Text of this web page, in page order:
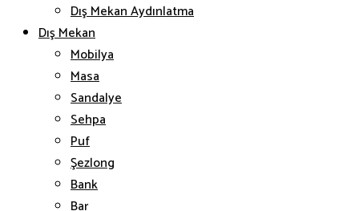
Dış Mekan Aydınlatma
Dış Mekan
Mobilya
Masa
Sandalye
Sehpa
Puf
Şezlong
Bank